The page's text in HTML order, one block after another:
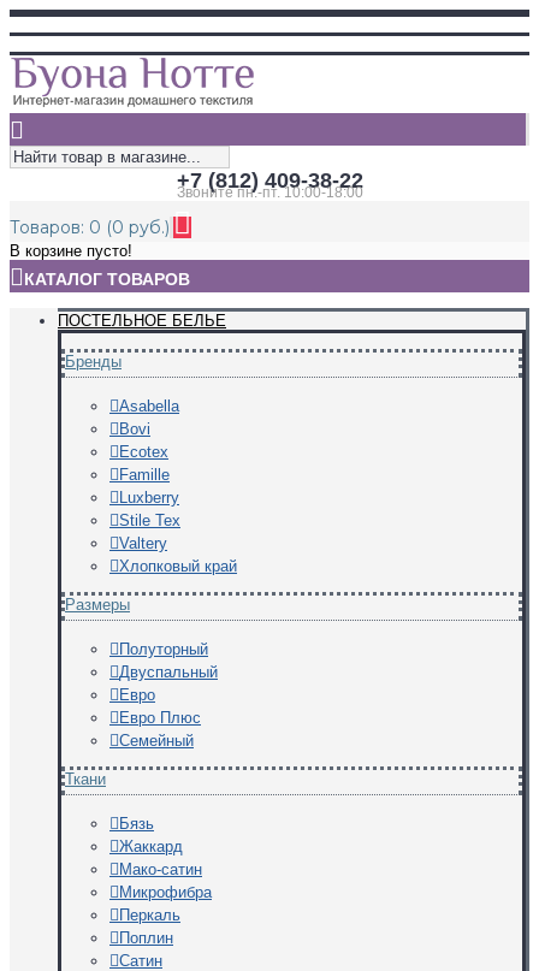
+7 (812) 409-38-22
Звоните пн.-пт. 10:00-18:00
Товаров: 0 (0 руб.)
В корзине пусто!
КАТАЛОГ ТОВАРОВ
ПОСТЕЛЬНОЕ БЕЛЬЕ
Бренды
Asabella
Bovi
Ecotex
Famille
Luxberry
Stile Tex
Valtery
Хлопковый край
Размеры
Полуторный
Двуспальный
Евро
Евро Плюс
Семейный
Ткани
Бязь
Жаккард
Мако-сатин
Микрофибра
Перкаль
Поплин
Сатин